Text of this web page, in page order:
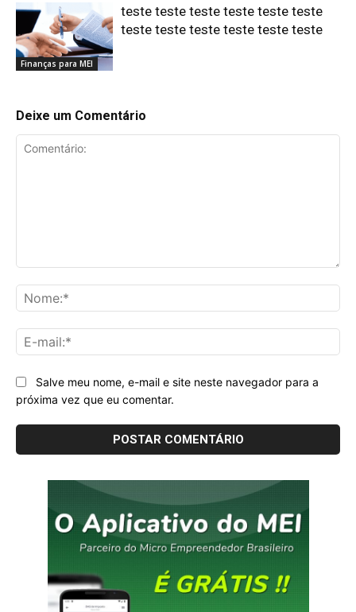
Finanças para MEI
teste teste teste teste teste teste
teste teste teste teste teste teste
Deixe um Comentário
Salve meu nome, e-mail e site neste navegador para a
próxima vez que eu comentar.